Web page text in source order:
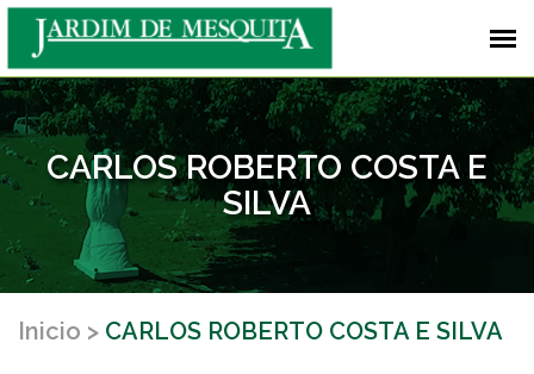
CARLOS ROBERTO COSTA E
SILVA
Inicio CARLOS ROBERTO COSTA E SILVA